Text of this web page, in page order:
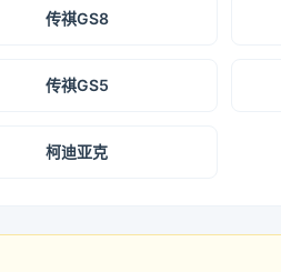
传祺GS8
传祺GS5
柯迪亚克